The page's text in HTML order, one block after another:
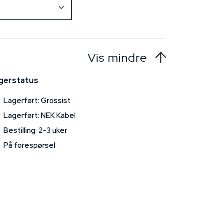
Vis mindre
Lagerført: Grossist
Lagerført: NEK Kabel
Bestilling: 2-3 uker
På forespørsel